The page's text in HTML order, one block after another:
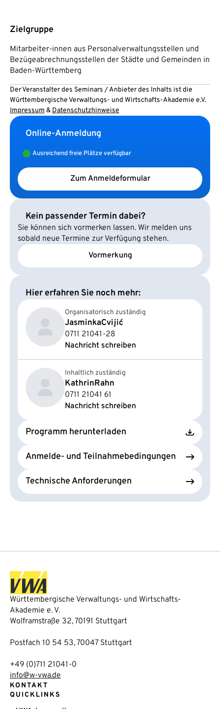
Zielgruppe
Mitarbeiter-innen aus Personalverwaltungsstellen und
Bezügeabrechnungsstellen der Städte und Gemeinden in
Baden-Württemberg
Der Veranstalter des Seminars / Anbieter des Inhalts ist die
Württembergische Verwaltungs- und Wirtschafts-Akademie e.V.
Impressum & Datenschutzhinweise
Online-Anmeldung
Ausreichend freie Plätze verfügbar
Zum Anmeldeformular
Kein passender Termin dabei?
Sie können sich vormerken lassen. Wir melden uns
sobald neue Termine zur Verfügung stehen.
Vormerkung
Hier erfahren Sie noch mehr:
Organisatorisch zuständig
JasminkaCvijić
0711 21041-28
Nachricht schreiben
Inhaltlich zuständig
KathrinRahn
0711 21041 61
Nachricht schreiben
Programm herunterladen
Anmelde- und Teilnahmebedingungen
Technische Anforderungen
Württembergische Verwaltungs- und Wirtschafts-
Akademie e. V.
Wolframstraße 32, 70191 Stuttgart
Postfach 10 54 53, 70047 Stuttgart
+49 (0)711 21041-0
info@w-vwa.de
KONTAKT
QUICKLINKS